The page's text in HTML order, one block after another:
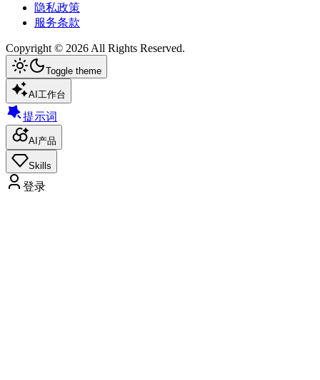
隐私政策
服务条款
Copyright © 2026 All Rights Reserved.
Toggle theme
AI工作台
提示词
AI产品
Skills
登录